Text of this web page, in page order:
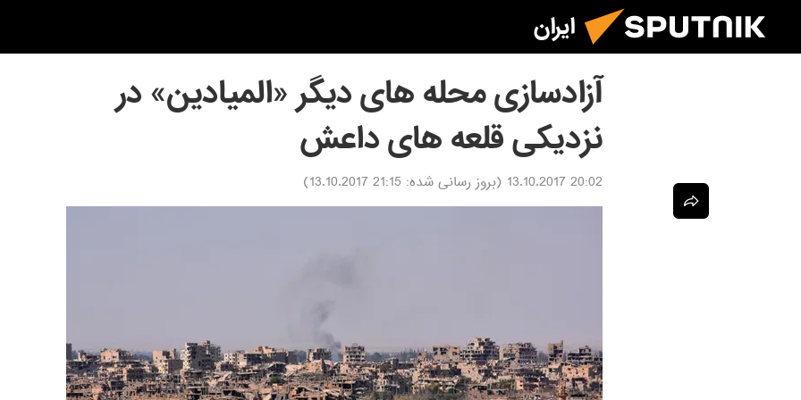
ایران
آزادسازی محله هاى دیگر «المیادین» در
نزديكى قلعه هاى داعش
20:02 13.10.2017 (بروز رسانی شده: 21:15 13.10.2017
)